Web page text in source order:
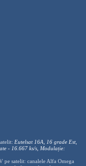
Eutelsat 16A, 16 grade Est,
- 16.667 ks/s, Modulație:
pe satelit: canalele Alfa Omega